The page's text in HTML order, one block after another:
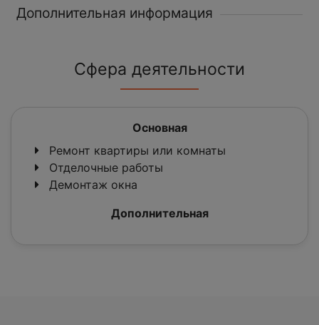
Дополнительная информация
Сфера деятельности
Основная
Ремонт квартиры или комнаты
Отделочные работы
Демонтаж окна
Дополнительная